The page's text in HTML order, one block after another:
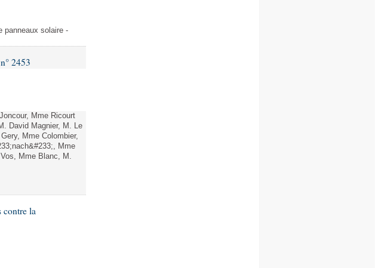
panneaux solaire -
2453
Mme Ricourt
David Magnier, M. Le
Mme Colombier,
Mme
Mme Blanc, M.
contre la